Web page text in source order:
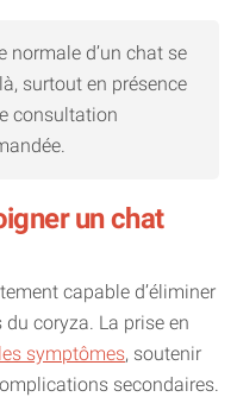
normale d’un chat se
surtout en présence
consultation
un chat
capable d’éliminer
coryza. La prise en
symptômes, soutenir
secondaires.